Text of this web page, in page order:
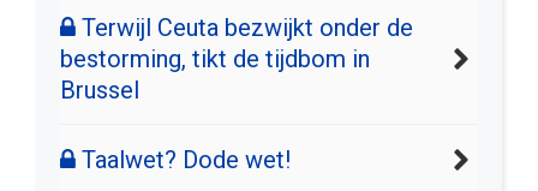
Terwijl Ceuta bezwijkt onder de
bestorming, tikt de tijdbom in
Brussel
Taalwet? Dode wet!